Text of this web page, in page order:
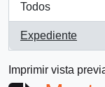
Todos
Expediente
, 2 resultados
Imprimir vista